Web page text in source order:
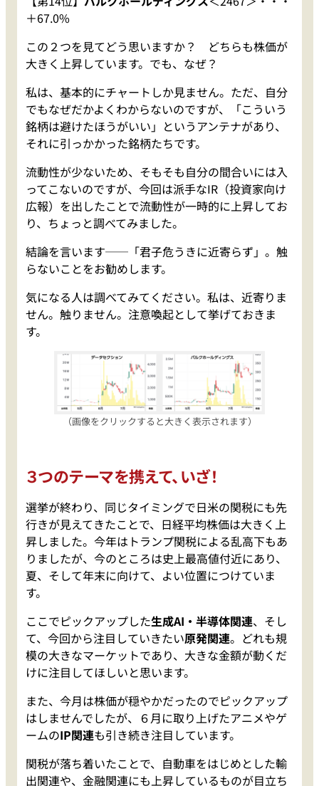
＋67.0%
この２つを見てどう思いますか？ どちらも株価が
大きく上昇しています。でも、なぜ？
私は、基本的にチャートしか見ません。ただ、自分
でもなぜだかよくわからないのですが、「こういう
銘柄は避けたほうがいい」というアンテナがあり、
それに引っかかった銘柄たちです。
流動性が少ないため、そもそも自分の間合いには入
ってこないのですが、今回は派手なIR（投資家向け
広報）を出したことで流動性が一時的に上昇してお
り、ちょっと調べてみました。
結論を言います──「君子危うきに近寄らず」。触
らないことをお勧めします。
気になる人は調べてみてください。私は、近寄りま
せん。触りません。注意喚起として挙げておきま
す。
（画像をクリックすると大きく表示されます）
３つのテーマを携えて、いざ！
選挙が終わり、同じタイミングで日米の関税にも先
行きが見えてきたことで、日経平均株価は大きく上
昇しました。今年はトランプ関税による乱高下もあ
りましたが、今のところは史上最高値付近にあり、
夏、そして年末に向けて、よい位置につけていま
す。
ここでピックアップした生成AI・半導体関連、そし
て、今回から注目していきたい原発関連。どれも規
模の大きなマーケットであり、大きな金額が動くだ
けに注目してほしいと思います。
また、今月は株価が穏やかだったのでピックアップ
はしませんでしたが、６月に取り上げたアニメやゲ
ームのIP関連も引き続き注目しています。
関税が落ち着いたことで、自動車をはじめとした輸
出関連や、金融関連にも上昇しているものが目立ち